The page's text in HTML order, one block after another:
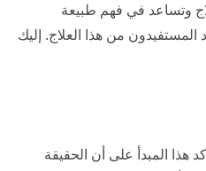
وتساعد في فهم طبيعة
المستفيدون من هذا العلاج. إليك
هذا المبدأ على أن الحقيقة